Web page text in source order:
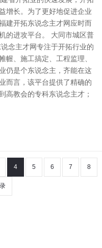
增长。为了更好地促进企业
建开拓东说念主才网应时而
的进攻平台。 大同市城区普
念主才网专注于开拓行业的
幄、施工搞定、工程监理、
仍是个东说念主，齐能在这
而言，该平台提供了精确的
高教会的专科东说念主才；
4 5 6 7 8